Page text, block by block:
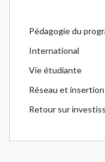
Pédagogie du
International
Vie étudiante
Réseau et
Retour sur